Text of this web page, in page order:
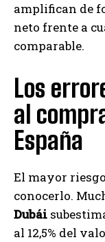
amplifican de
neto frente a
comparable.
Los
al
España
El mayor
conocerlo.
Dubái
al 12,5% del